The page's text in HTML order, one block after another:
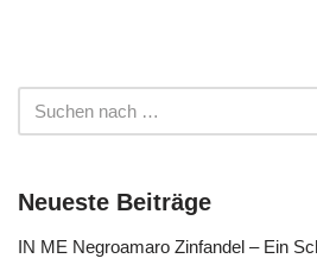
Neueste Beiträge
IN ME Negroamaro Zinfandel – Ein